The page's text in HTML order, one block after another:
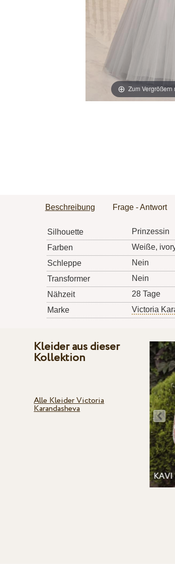
Zum Vergrößern
Beschreibung Frage - Antwort
Silhouette
Prinzessin
Farben
Weiße,
Schleppe
Nein
Transformer
Nein
Nähzeit
28 Tage
Marke
Victoria
Kleider aus dieser
Kollektion
Alle Kleider Victoria
Karandasheva